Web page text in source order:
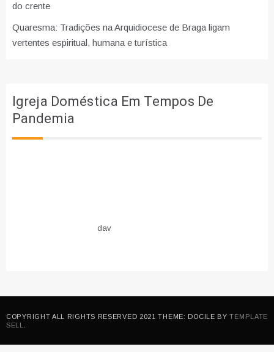
do crente
Quaresma: Tradições na Arquidiocese de Braga ligam
vertentes espiritual, humana e turística
Igreja Doméstica Em Tempos De
Pandemia
dav
COPYRIGHT ALL RIGHTS RESERVED 2021 THEME: DOCILE BYTEMPLATE
SELL